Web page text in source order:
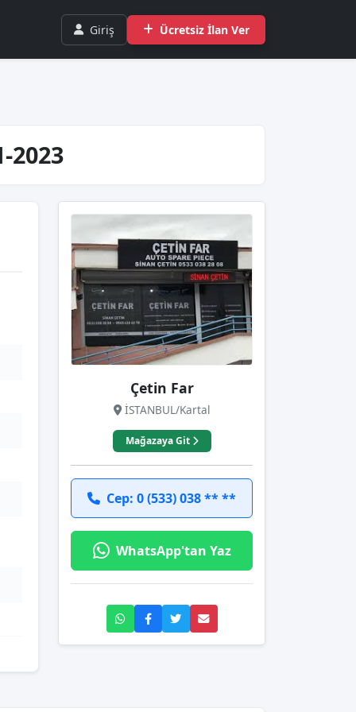
Giriş Ücretsiz İlan Ver
2023
Çetin Far
İSTANBUL/Kartal
Mağazaya Git
Cep: 0 (533) 038 ** **
WhatsApp'tan Yaz